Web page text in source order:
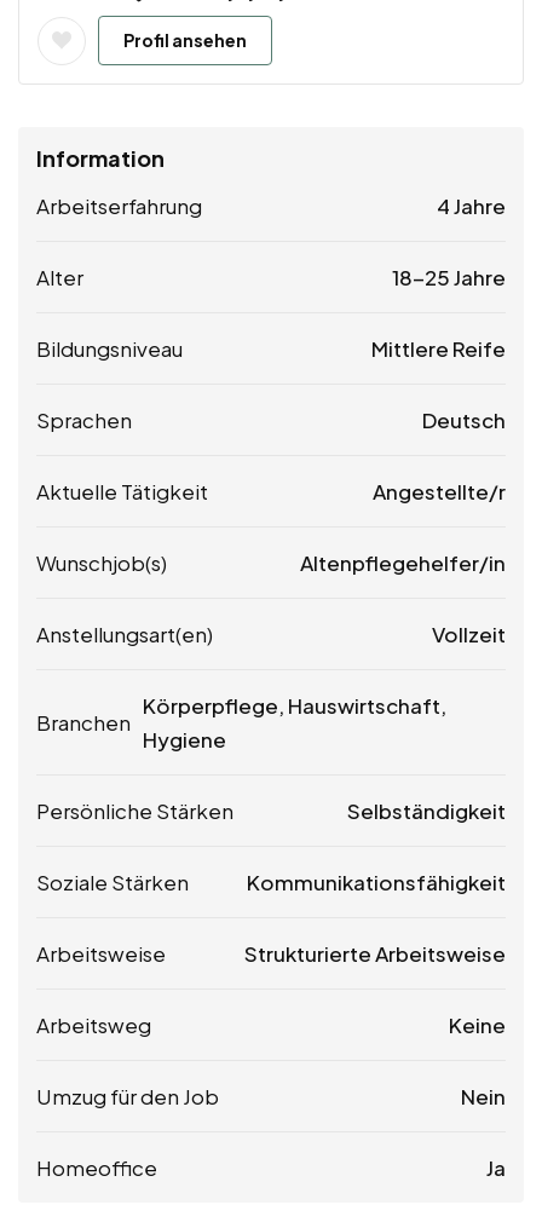
Profil ansehen
Information
Arbeitserfahrung 4 Jahre
Alter 18-25 Jahre
Bildungsniveau Mittlere Reife
Sprachen Deutsch
Aktuelle Tätigkeit Angestellte/r
Wunschjob(s) Altenpflegehelfer/in
Anstellungsart(en) Vollzeit
Branchen
Körperpflege, Hauswirtschaft,
Hygiene
Persönliche Stärken Selbständigkeit
Soziale Stärken Kommunikationsfähigkeit
Arbeitsweise Strukturierte Arbeitsweise
Arbeitsweg Keine
Umzug für den Job Nein
Homeoffice Ja